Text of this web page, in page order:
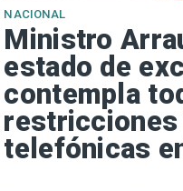
NACIONAL
Ministro
estado de
contempla
restricciones
telefónicas